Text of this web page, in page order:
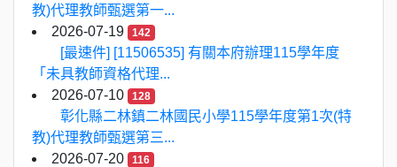
教)代理教師甄選第一...
2026-07-19
142
[最速件] [11506535] 有關本府辦理115學年度
「未具教師資格代理...
2026-07-10
128
彰化縣二林鎮二林國民小學115學年度第1次(特
教)代理教師甄選第三...
2026-07-20
116